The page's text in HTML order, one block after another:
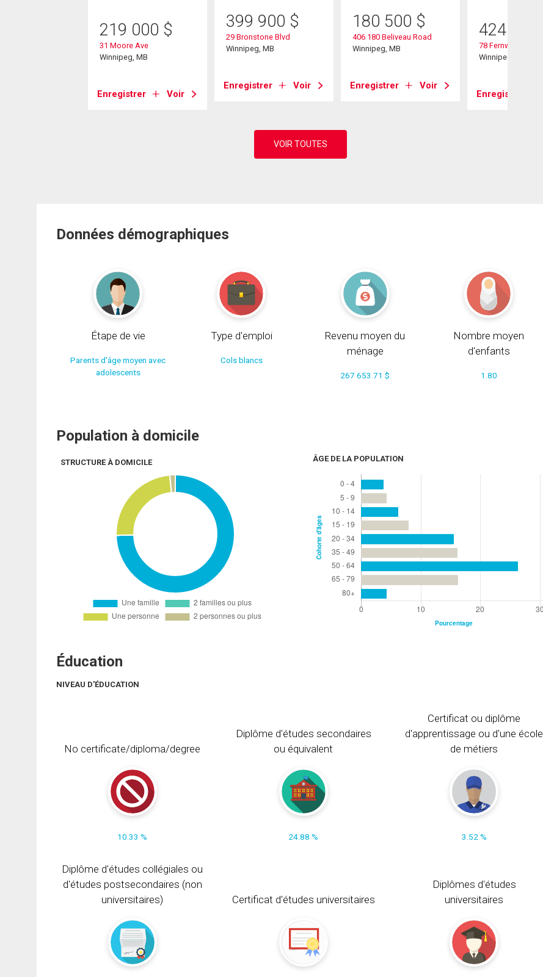
219 000 $
31 Moore Ave
Winnipeg, MB
Enregistrer Voir
399 900 $
29 Bronstone Blvd
Winnipeg, MB
Enregistrer Voir
180 500 $
406 180 Beliveau Road
Winnipeg, MB
Enregistrer Voir
424 900
78 Fernwood Ave
Winnipeg, MB
Enregistrer
Données démographiques
Étape de vie
Parents d'âge moyen avec
adolescents
Type d'emploi
Cols blancs
Revenu moyen du
ménage
267 653.71 $
Nombre moyen
d'enfants
1.80
Population à domicile
STRUCTURE À DOMICILE ÂGE DE LA POPULATION
Éducation
NIVEAU D'ÉDUCATION
No certificate/diploma/degree
10.33 %
Diplôme d'études secondaires
ou équivalent
24.88 %
Certificat ou diplôme
d'apprentissage ou d'une école
de métiers
3.52 %
Diplôme d'études collégiales ou
d'études postsecondaires (non
universitaires)
Certificat d'études universitaires
Diplômes d'études
universitaires